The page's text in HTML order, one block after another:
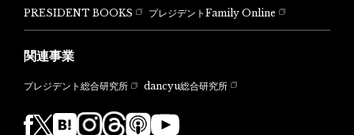
PRESIDENT BOOKS
プレジデントFamily Online
関連事業
プレジデント総合研究所 dancyu総合研究所